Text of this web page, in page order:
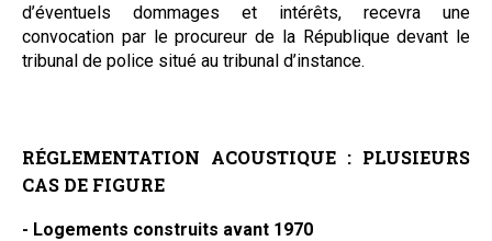
d’éventuels dommages et intérêts, recevra une
convocation par le procureur de la République devant le
tribunal de police situé au tribunal d’instance.
RÉGLEMENTATION ACOUSTIQUE : PLUSIEURS
CAS DE FIGURE
- Logements construits avant 1970